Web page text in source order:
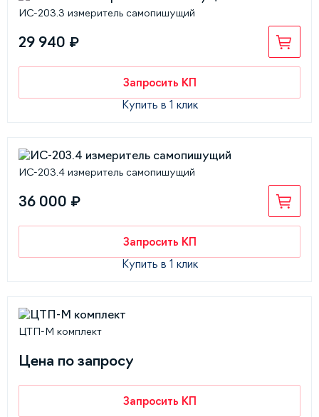
ИС-203.3 измеритель самопишущий
29 940 ₽
Запросить КП
Купить в 1 клик
ИС-203.4 измеритель самопишущий
36 000 ₽
Запросить КП
Купить в 1 клик
ЦТП-М комплект
Цена по запросу
Запросить КП